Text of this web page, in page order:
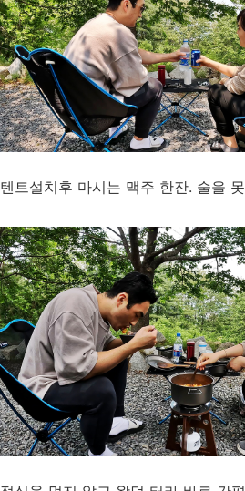
텐트설치후 마시는 맥주 한잔. 술을